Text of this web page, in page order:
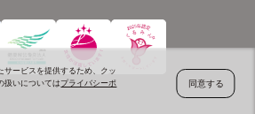
サービスを提供するため、クッ
扱いについては プライバシーポ
同意する